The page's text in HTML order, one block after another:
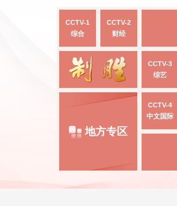
CCTV-1
综合
CCTV-2
财经
CCTV-3
综艺
地方专区
CCTV-4
中文国际